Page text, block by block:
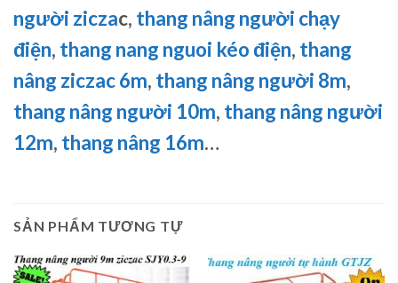
người ziczac, thang nâng người chạy
điện, thang nang nguoi kéo điện, thang
nâng ziczac 6m, thang nâng người 8m,
thang nâng người 10m, thang nâng người
12m, thang nâng 16m…
SẢN PHẨM TƯƠNG TỰ